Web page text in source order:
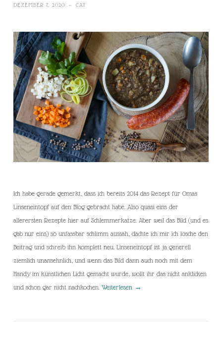
DEZEMBER 7, 2020 ~ CAT
Ich habe gerade gemerkt, dass ich bereits 2014 das Rezept für Omas
Linseneintopf auf den Blog gebracht habe. Also quasi eins der
allerersten Rezepte hier auf Schlemmerkatze. Aber weil das Bild (und es
gab nur eins) so unfassbar schlimm aussah, dachte ich mir ich lösche den
Beitrag und schreib ihn komplett neu. Linseneintopf ist ja generell
ziemlich unansehnlich, und wenn das Bild dann auch noch mit dem
Handy im künstlichen Licht gemacht wurde, wollt ihr das nicht anklicken
und schon gar nicht nachkochen. Weiterlesen →